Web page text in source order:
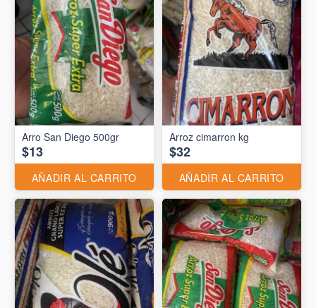
Arro San Diego 500gr
$13
AÑADIR AL CARRITO
Arroz cimarron kg
$32
AÑADIR AL CARRITO